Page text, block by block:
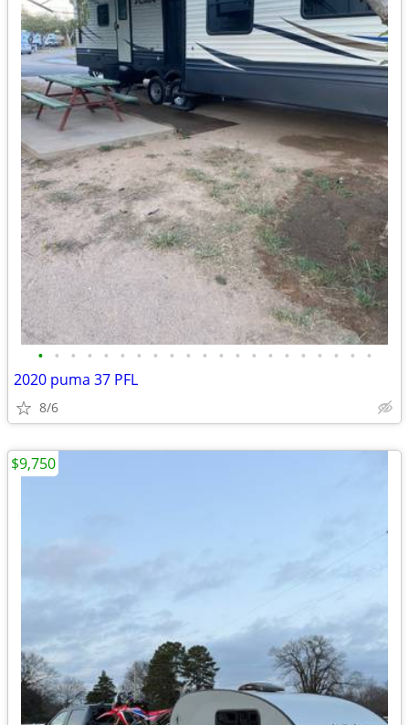
• • • • • • • • • • • • • • • • • • • • •
2020 puma 37 PFL
8/6
$9,750